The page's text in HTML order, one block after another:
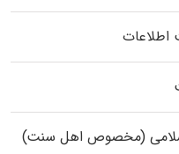
اطلاعات
اسلامی (مخصوص اهل سنت)